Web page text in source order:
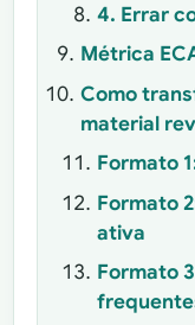
4. Errar
Métrica
Como
material
Formato
Formato
ativa
Formato